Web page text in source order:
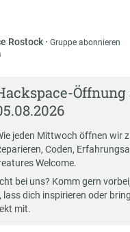
Rostock ·Gruppe abonnieren
Öffnung
jeden Mittwoch öffnen wir
Coden,
Welcome.
bei uns? Komm gern
dich inspirieren oder
mit.